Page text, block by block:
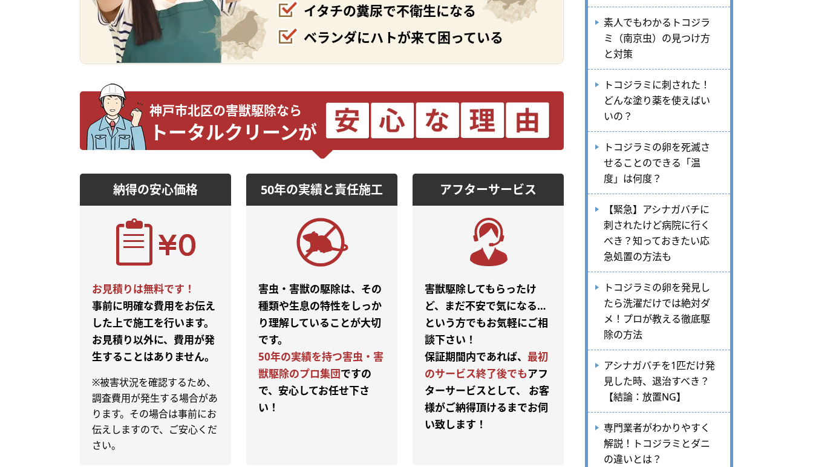
イタチの糞尿で不衛生になる
ベランダにハトが来て困っている
神戸市北区の害獣駆除なら
トータルクリーンが
納得の安心価格
お見積りは無料です！
事前に明確な費用をお伝え
した上で施工を行います。
お見積り以外に、費用が発
生することはありません。
※被害状況を確認するため、
調査費用が発生する場合があ
ります。その場合は事前にお
伝えしますので、ご安心くだ
さい。
50年の実績と責任施工
害虫・害獣の駆除は、その
種類や生息の特性をしっか
り理解していることが大切
です。
50年の実績を持つ害虫・害
獣駆除のプロ集団ですの
で、安心してお任せ下さ
い！
アフターサービス
害獣駆除してもらったけ
ど、まだ不安で気になる…
という方でもお気軽にご相
談下さい！
保証期間内であれば、 最初
のサービス終了後でもアフ
ターサービスとして、 お客
様がご納得頂けるまでお伺
い致します！
素人でもわかるトコジラ
ミ（南京虫）の見つけ方
と対策
トコジラミに刺された！
どんな塗り薬を使えばい
いの？
トコジラミの卵を死滅さ
せることのできる「温
度」は何度？
【緊急】アシナガバチに
刺されたけど病院に行く
べき？知っておきたい応
急処置の方法も
トコジラミの卵を発見し
たら洗濯だけでは絶対ダ
メ！プロが教える徹底駆
除の方法
アシナガバチを1匹だけ発
見した時、退治すべき？
【結論：放置NG】
専門業者がわかりやすく
解説！トコジラミとダニ
の違いとは？